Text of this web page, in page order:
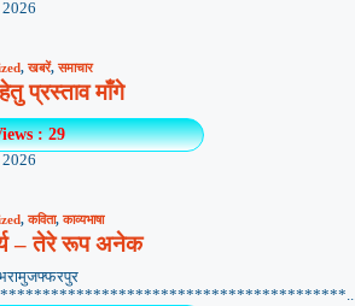
,खबरें,समाचार
प्रस्ताव माँगे
: 29
,कविता,काव्यभाषा
– तेरे रूप अनेक